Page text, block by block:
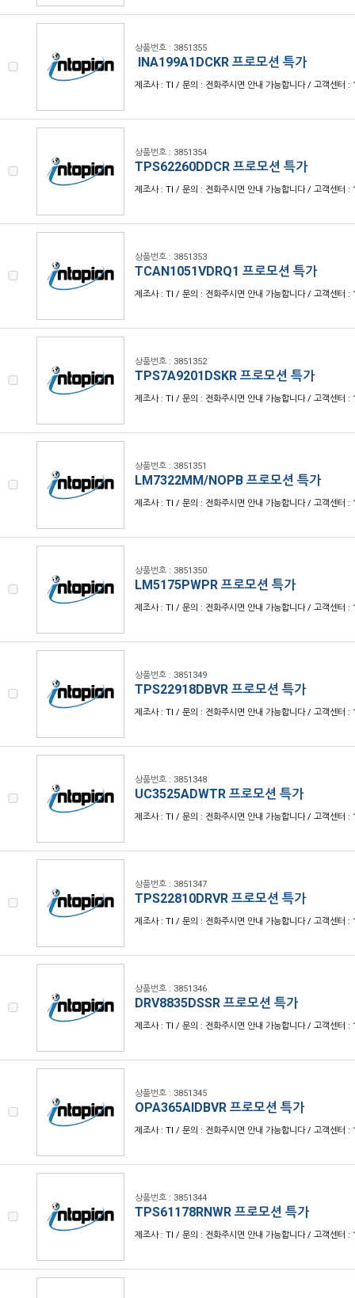
상품번호 : 3851355
INA199A1DCKR 프로모션 특가
제조사 : TI / 문의 : 전화주시면 안내 가능합니다 / 고객센터 :
상품번호 : 3851354
TPS62260DDCR 프로모션 특가
제조사 : TI / 문의 : 전화주시면 안내 가능합니다 / 고객센터 :
상품번호 : 3851353
TCAN1051VDRQ1 프로모션 특가
제조사 : TI / 문의 : 전화주시면 안내 가능합니다 / 고객센터 :
상품번호 : 3851352
TPS7A9201DSKR 프로모션 특가
제조사 : TI / 문의 : 전화주시면 안내 가능합니다 / 고객센터 :
상품번호 : 3851351
LM7322MM/NOPB 프로모션 특가
제조사 : TI / 문의 : 전화주시면 안내 가능합니다 / 고객센터 :
상품번호 : 3851350
LM5175PWPR 프로모션 특가
제조사 : TI / 문의 : 전화주시면 안내 가능합니다 / 고객센터 :
상품번호 : 3851349
TPS22918DBVR 프로모션 특가
제조사 : TI / 문의 : 전화주시면 안내 가능합니다 / 고객센터 :
상품번호 : 3851348
UC3525ADWTR 프로모션 특가
제조사 : TI / 문의 : 전화주시면 안내 가능합니다 / 고객센터 :
상품번호 : 3851347
TPS22810DRVR 프로모션 특가
제조사 : TI / 문의 : 전화주시면 안내 가능합니다 / 고객센터 :
상품번호 : 3851346
DRV8835DSSR 프로모션 특가
제조사 : TI / 문의 : 전화주시면 안내 가능합니다 / 고객센터 :
상품번호 : 3851345
OPA365AIDBVR 프로모션 특가
제조사 : TI / 문의 : 전화주시면 안내 가능합니다 / 고객센터 :
상품번호 : 3851344
TPS61178RNWR 프로모션 특가
제조사 : TI / 문의 : 전화주시면 안내 가능합니다 / 고객센터 :